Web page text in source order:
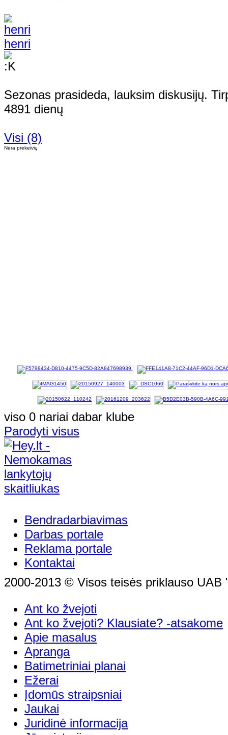
henri
Sezonas prasideda, lauksim diskusijų.
4891 dienų
Visi (8)
Nėra prekeivių
viso 0 nariai dabar klube
Parodyti visus
Bendradarbiavimas
Darbas portale
Reklama portale
Kontaktai
2000-2013 © Visos teisės priklauso UAB
Ant ko žvejoti
Ant ko žvejoti? Klausiate? -atsakome
Apie masalus
Apranga
Batimetriniai planai
Ežerai
Įdomūs straipsniai
Jaukai
Juridinė informacija